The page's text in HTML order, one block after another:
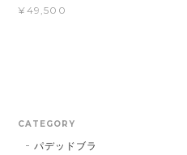
¥49,500
CATEGORY
パデッドブラ